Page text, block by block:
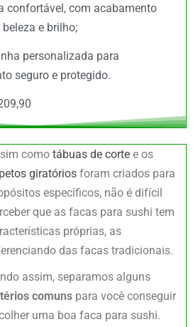
confortável, com acabamento
e brilho;
personalizada para
seguro e protegido.
comotábuas de corte e os
giratórios foram criados para
específicos, não é difícil
que as facas para sushi tem
próprias, as
das facas tradicionais.
assim, separamos alguns
comuns para você conseguir
uma boa faca para sushi.